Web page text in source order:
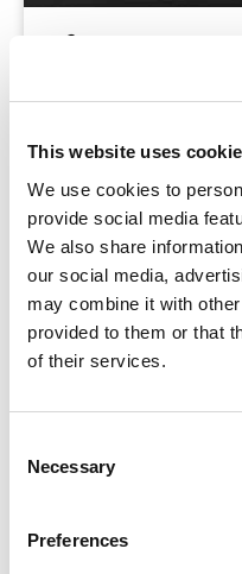
This website uses
We use cookies to
provide social media
We also share
our social media,
may combine it with
provided to them or that
of their services.
Selection
Necessary
Preferences
Iedere docent wil
bepaal je dat
motivatietheorie van